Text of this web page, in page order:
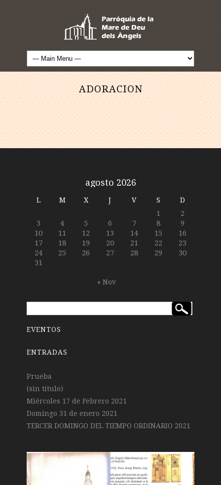
ADORACION
agosto 2026
L M X J V S D
1
2
3
4 5 6 7 8
9
10
11 12 13 14 15
16
17
18 19 20 21 22
23
24
25 26 27 28 29
30
31
« Nov
EVENTOS
ENTRADAS
Prueba
(sin título)
Miércoles 17 de Febrero 2021
Domingo 31 de enero 2021
TERCER DOMINGO DEL TIEMPO ORDINARIO 2021